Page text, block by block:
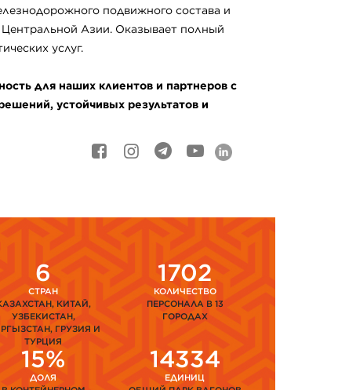
подвижного состава и
Азии. Оказывает полный
услуг.
для наших клиентов и партнеров с
устойчивых результатов и
6
СТРАН
КИТАЙ,
УЗБЕКИСТАН,
ГРУЗИЯ И
ТУРЦИЯ
1702
КОЛИЧЕСТВО
ПЕРСОНАЛА В 13
ГОРОДАХ
15%
ДОЛЯ
14334
ЕДИНИЦ